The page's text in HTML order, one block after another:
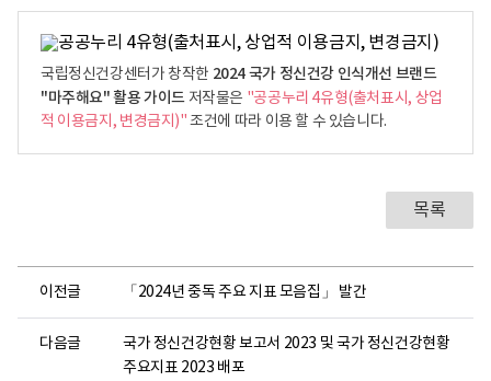
국립정신건강센터가 창작한 2024 국가 정신건강 인식개선 브랜드
"마주해요" 활용 가이드 저작물은 "공공누리 4유형(출처표시, 상업
적 이용금지, 변경금지)"조건에 따라 이용 할 수 있습니다.
목록
이전글 「2024년 중독 주요 지표 모음집」 발간
다음글
국가 정신건강현황 보고서 2023 및 국가 정신건강현황
주요지표 2023 배포